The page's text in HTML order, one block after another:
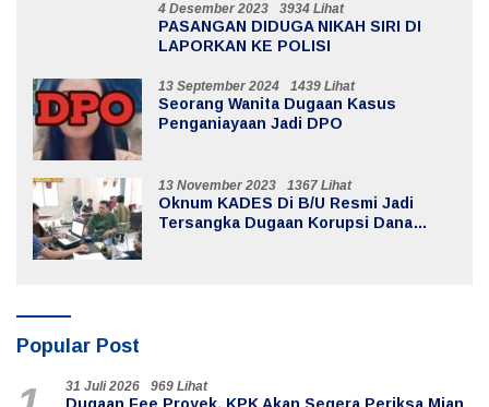
4 Desember 2023 3934 Lihat
PASANGAN DIDUGA NIKAH SIRI DI
LAPORKAN KE POLISI
13 September 2024 1439 Lihat
Seorang Wanita Dugaan Kasus
Penganiayaan Jadi DPO
13 November 2023 1367 Lihat
Oknum KADES Di B/U Resmi Jadi
Tersangka Dugaan Korupsi Dana
Popular Post
31 Juli 2026 969 Lihat